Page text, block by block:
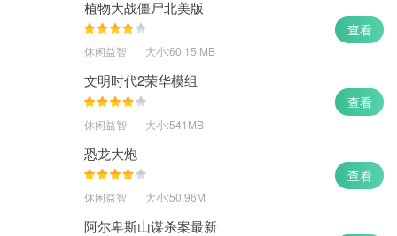
植物大战僵尸北美版
休闲益智 大小:60.15 MB
查看
文明时代2荣华模组
休闲益智 大小:541MB
查看
恐龙大炮
休闲益智 大小:50.96M
查看
阿尔卑斯山谋杀案最新